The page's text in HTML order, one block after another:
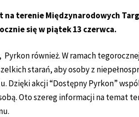
na terenie Międzynarodowych
się w piątek 13 czerwca.
Pyrkon również. W ramach
starań, aby osoby z
Dzięki akcji “Dostępny Pyrkon”
Oto szereg informacji na temat